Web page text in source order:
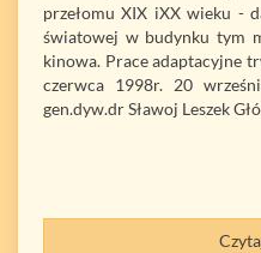
przełomu XIX iXX wieku -
światowej w budynku tym
kinowa. Prace adaptacyjne
czerwca 1998r. 20
gen.dyw.dr Sławoj Leszek